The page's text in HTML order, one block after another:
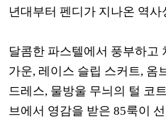
년대부터 펜디가 지나온 역사
달콤한 파스텔에서 풍부하고
가운, 레이스 슬립 스커트, 옴
드레스, 물방울 무늬의 털 코
브에서 영감을 받은 85룩이